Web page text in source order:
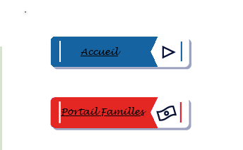
Accueil
Portail Familles